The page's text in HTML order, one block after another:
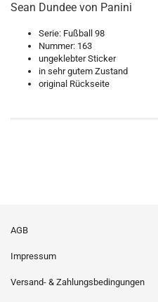
Sean Dundee von Panini
Serie: Fußball 98
Nummer: 163
ungeklebter Sticker
in sehr gutem Zustand
original Rückseite
AGB
Impressum
Versand- & Zahlungsbedingungen